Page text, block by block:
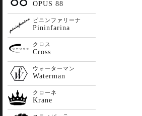
OPUS 88
ピニンファリーナ
Pininfarina
クロス
Cross
ウォーターマン
Waterman
クローネ
Krane